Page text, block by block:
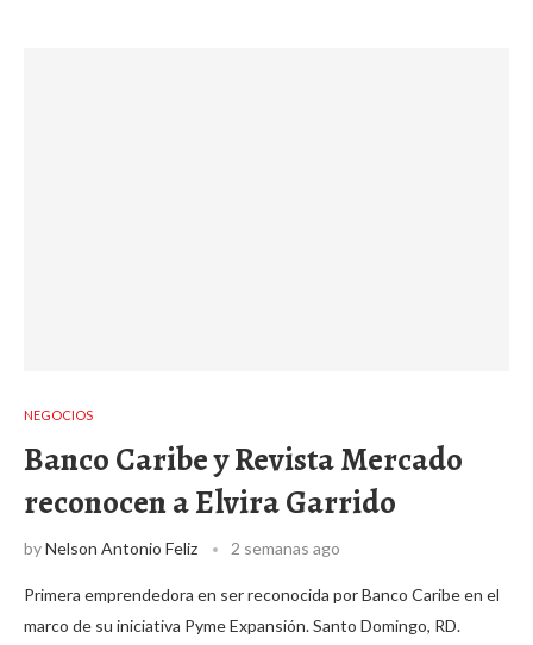
NEGOCIOS
Banco Caribe y Revista Mercado
reconocen a Elvira Garrido
byNelson Antonio Feliz 2 semanas ago
Primera emprendedora en ser reconocida por Banco Caribe en el
marco de su iniciativa Pyme Expansión. Santo Domingo, RD.